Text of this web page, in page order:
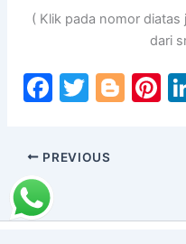
( Klik pada nomor
dari
F
c
e
o
T
itt
er
Bl Pi
PREVIOUS